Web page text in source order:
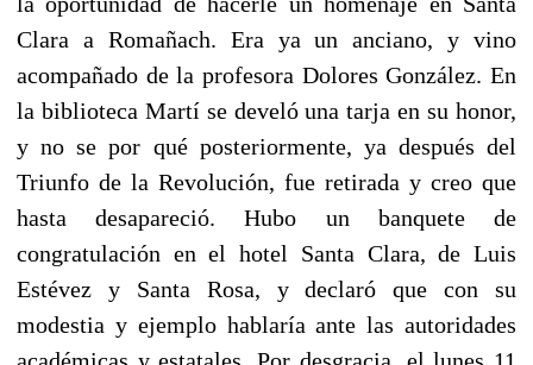
Clara a Romañach. Era ya un anciano, y vino
acompañado de la profesora Dolores González. En
la biblioteca Martí se develó una tarja en su honor,
y no se por qué posteriormente, ya después del
Triunfo de la Revolución, fue retirada y creo que
hasta desapareció. Hubo un banquete de
congratulación en el hotel Santa Clara, de Luis
Estévez y Santa Rosa, y declaró que con su
modestia y ejemplo hablaría ante las autoridades